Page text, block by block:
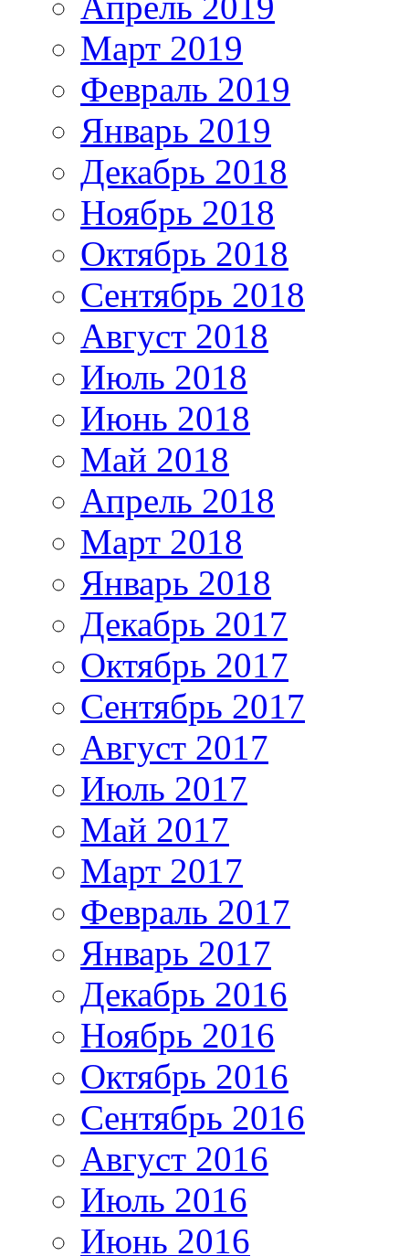
Март 2019
Февраль 2019
Январь 2019
Декабрь 2018
Ноябрь 2018
Октябрь 2018
Сентябрь 2018
Август 2018
Июль 2018
Июнь 2018
Май 2018
Апрель 2018
Март 2018
Январь 2018
Декабрь 2017
Октябрь 2017
Сентябрь 2017
Август 2017
Июль 2017
Май 2017
Март 2017
Февраль 2017
Январь 2017
Декабрь 2016
Ноябрь 2016
Октябрь 2016
Сентябрь 2016
Август 2016
Июль 2016
Июнь 2016